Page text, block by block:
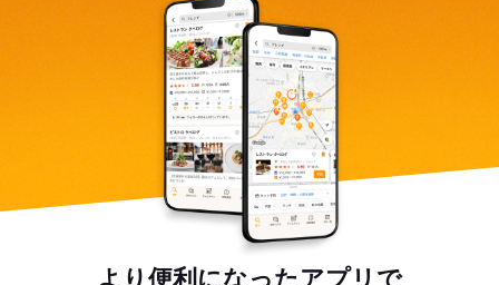
より便利になったアプリで